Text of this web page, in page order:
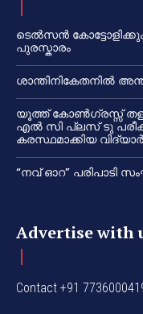
ടെൽസൻ
പുരസ്കാരം
ശാന്തിനികേതനിൽ
യൂത്ത് കോൺഗ്രസ്സ്
എൽ സി പ്ലസ് ടു
കരസ്ഥമാക്കിയ
“നവ് ഓറ” പരിപാടി
Advertise with
Contact +91